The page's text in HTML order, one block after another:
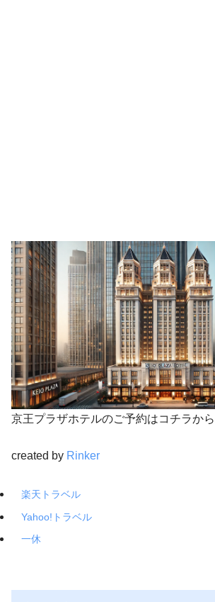
京王プラザホテルのご予約はコチラから
created by Rinker
楽天トラベル
Yahoo!トラベル
一休